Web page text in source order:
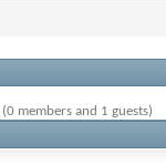
(0 members and 1 guests)